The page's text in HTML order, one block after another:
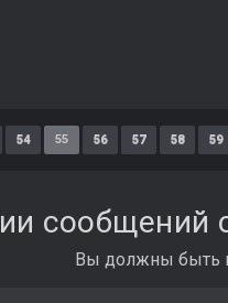
54 55 56 57 58 59
сообщений
Вы должны быть